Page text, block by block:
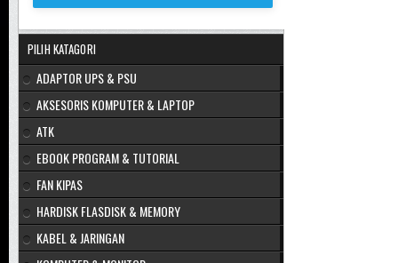
PILIH KATAGORI
ADAPTOR UPS & PSU
AKSESORIS KOMPUTER & LAPTOP
ATK
EBOOK PROGRAM & TUTORIAL
FAN KIPAS
HARDISK FLASDISK & MEMORY
KABEL & JARINGAN